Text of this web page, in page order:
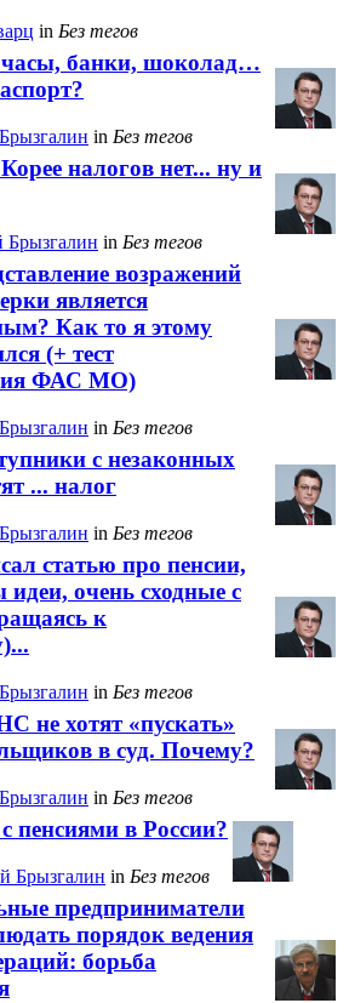
in Без тегов
банки, шоколад…
in Без тегов
налогов нет... ну и
Брызгалин in Без тегов
возражений
является
Как то я этому
(+ тест
ФАС МО)
in Без тегов
с незаконных
... налог
in Без тегов
статью про пенсии,
идеи, очень сходные с
к
in Без тегов
не хотят «пускать»
в суд. Почему?
in Без тегов
пенсиями в России?
Брызгалин in Без тегов
предприниматели
порядок ведения
борьба